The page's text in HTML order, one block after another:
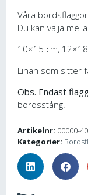
Våra
Du kan välja
10×15 cm,
Linan som sitter
Obs. Endast
bordsstång.
Artikelnr: 00000-
Kategorier: